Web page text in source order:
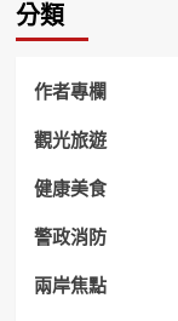
分類
作者專欄
觀光旅遊
健康美食
警政消防
兩岸焦點